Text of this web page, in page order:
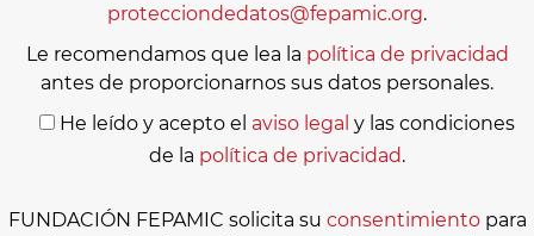
protecciondedatos@fepamic.org.
Le recomendamos que lea la política de privacidad
antes de proporcionarnos sus datos personales.
He leído y acepto el aviso legal y las condiciones
de la política de privacidad.
FUNDACIÓN FEPAMIC solicita su consentimientopara